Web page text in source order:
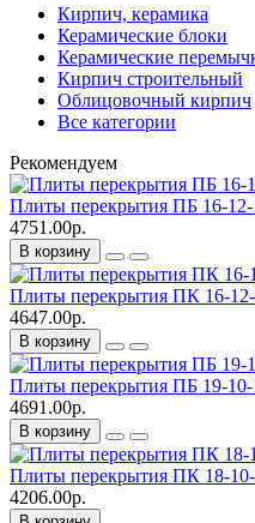
Кирпич, керамика
Керамические блоки
Керамические
Кирпич строительный
Облицовочный кирпич
Все категории
Рекомендуем
Плиты перекрытия ПБ 16-
4751.00р.
В корзину
Плиты перекрытия ПК 16-
4647.00р.
В корзину
Плиты перекрытия ПБ 19-
4691.00р.
В корзину
Плиты перекрытия ПК 18-
4206.00р.